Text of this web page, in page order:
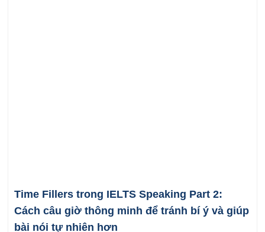
Time Fillers trong IELTS Speaking Part 2:
Cách câu giờ thông minh để tránh bí ý và giúp
bài nói tự nhiên hơn